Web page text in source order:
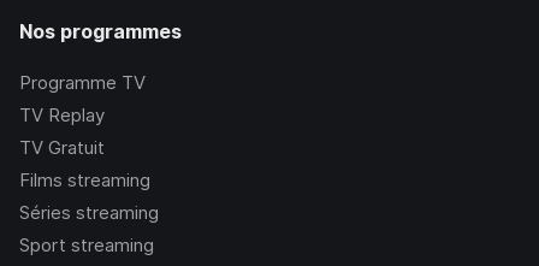
Nos programmes
Programme TV
TV Replay
TV Gratuit
Films streaming
Séries streaming
Sport streaming